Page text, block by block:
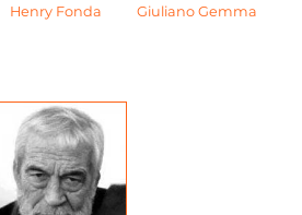
Henry Fonda Giuliano Gemma